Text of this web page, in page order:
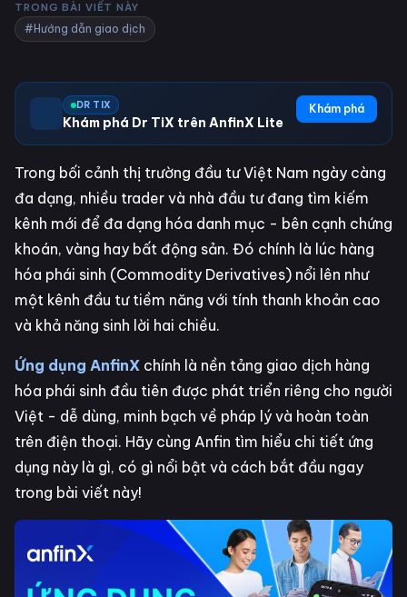
TRONG BÀI VIẾT NÀY
#Hướng dẫn giao dịch
DR TIX
Khám phá Dr TiX trên AnfinX Lite
Khám phá
Trong bối cảnh thị trường đầu tư Việt Nam ngày càng
đa dạng, nhiều trader và nhà đầu tư đang tìm kiếm
kênh mới để đa dạng hóa danh mục - bên cạnh chứng
khoán, vàng hay bất động sản. Đó chính là lúc hàng
hóa phái sinh (Commodity Derivatives) nổi lên như
một kênh đầu tư tiềm năng với tính thanh khoản cao
và khả năng sinh lời hai chiều.
Ứng dụng AnfinX chính là nền tảng giao dịch hàng
hóa phái sinh đầu tiên được phát triển riêng cho người
Việt - dễ dùng, minh bạch về pháp lý và hoàn toàn
trên điện thoại. Hãy cùng Anfin tìm hiểu chi tiết ứng
dụng này là gì, có gì nổi bật và cách bắt đầu ngay
trong bài viết này!